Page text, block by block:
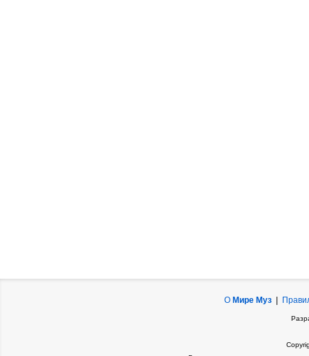
О Мире Муз|